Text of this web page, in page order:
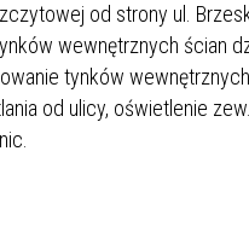
od strony ul.
wewnętrznych ścian
tynków
od ulicy, oświetlenie